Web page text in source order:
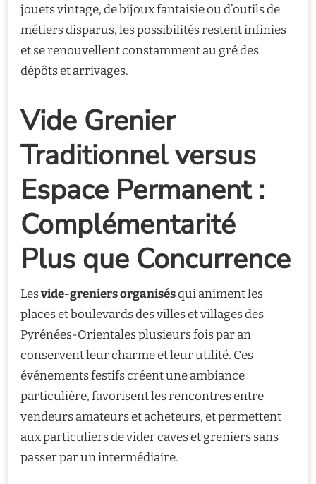
jouets vintage, de bijoux fantaisie ou d’outils de
métiers disparus, les possibilités restent infinies
et se renouvellent constamment au gré des
dépôts et arrivages.
Vide Grenier
Traditionnel versus
Espace Permanent :
Complémentarité
Plus que Concurrence
Lesvide-greniers organisésqui animent les
places et boulevards des villes et villages des
Pyrénées-Orientales plusieurs fois par an
conservent leur charme et leur utilité. Ces
événements festifs créent une ambiance
particulière, favorisent les rencontres entre
vendeurs amateurs et acheteurs, et permettent
aux particuliers de vider caves et greniers sans
passer par un intermédiaire.